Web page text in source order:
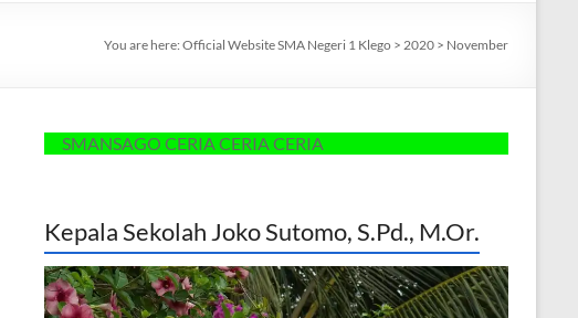
You are here: Official Website SMA Negeri 1 Klego > 2020 > November
SMANSAGO CERIA CERIA CERIA
Kepala Sekolah Joko Sutomo, S.Pd., M.Or.